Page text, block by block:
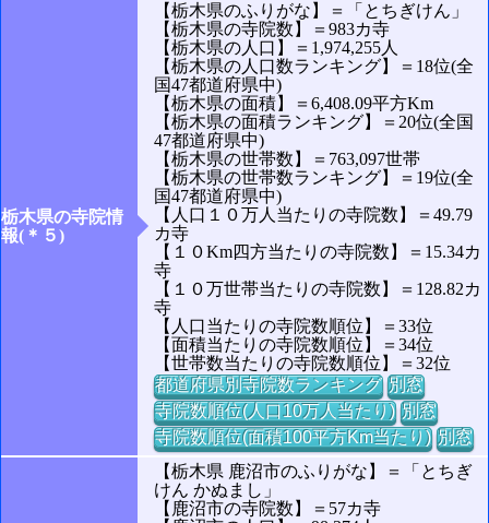
栃木県の寺院情
報(＊５)
【栃木県のふりがな】＝「とちぎけん」
【栃木県の寺院数】＝983カ寺
【栃木県の人口】＝1,974,255人
【栃木県の人口数ランキング】＝18位(全
国47都道府県中)
【栃木県の面積】＝6,408.09平方Km
【栃木県の面積ランキング】＝20位(全国
47都道府県中)
【栃木県の世帯数】＝763,097世帯
【栃木県の世帯数ランキング】＝19位(全
国47都道府県中)
【人口１０万人当たりの寺院数】＝49.79
カ寺
【１０Km四方当たりの寺院数】＝15.34カ
寺
【１０万世帯当たりの寺院数】＝128.82カ
寺
【人口当たりの寺院数順位】＝33位
【面積当たりの寺院数順位】＝34位
【世帯数当たりの寺院数順位】＝32位
都道府県別寺院数ランキング 別窓
寺院数順位(人口10万人当たり) 別窓
寺院数順位(面積100平方Km当たり) 別窓
【栃木県 鹿沼市のふりがな】＝「とちぎ
けん かぬまし」
【鹿沼市の寺院数】＝57カ寺